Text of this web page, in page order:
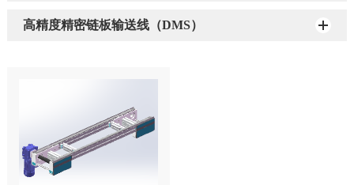
高精度精密链板输送线（DMS）